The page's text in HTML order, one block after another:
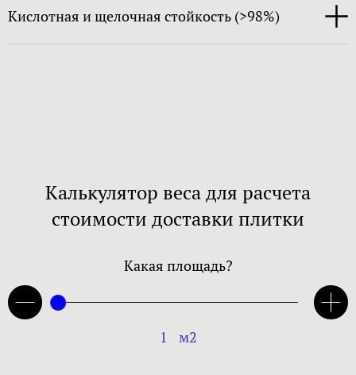
Кислотная и щелочная стойкость (>98%)
Калькулятор веса для расчета
стоимости доставки плитки
Какая площадь?
1 м2